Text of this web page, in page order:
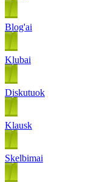
Blog'ai
Klubai
Diskutuok
Klausk
Skelbimai